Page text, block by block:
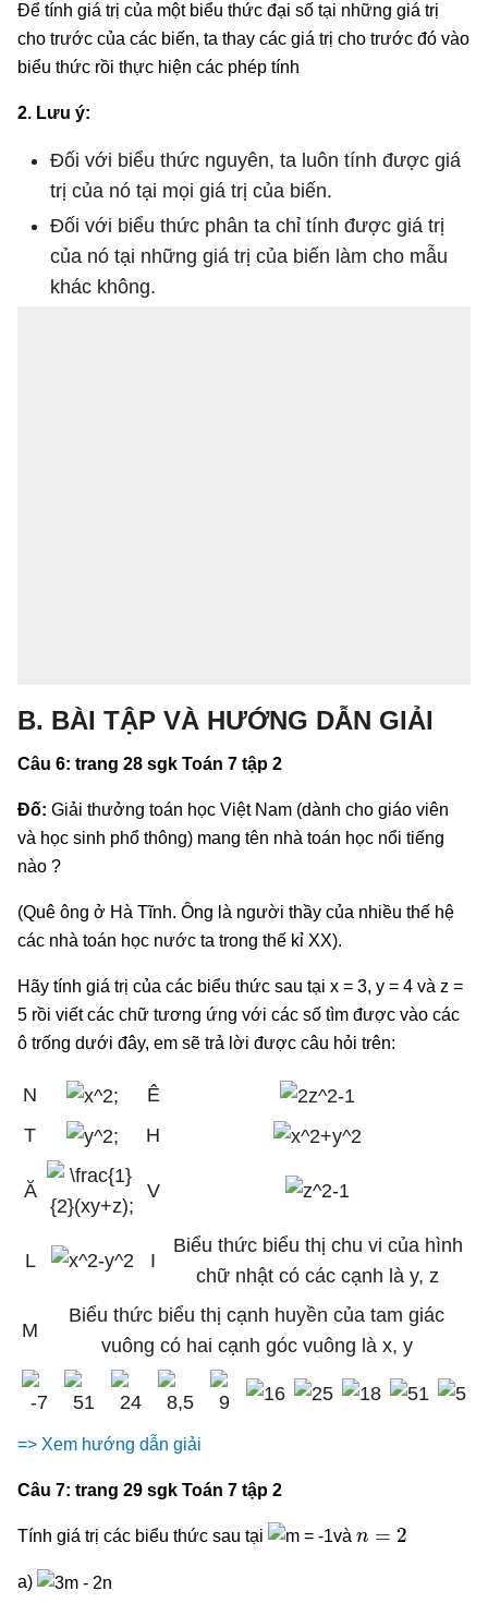
Để tính giá trị của một biểu thức đại số tại những giá trị
cho trước của các biến, ta thay các giá trị cho trước đó vào
biểu thức rồi thực hiện các phép tính
2. Lưu ý:
Đối với biểu thức nguyên, ta luôn tính được giá
trị của nó tại mọi giá trị của biến.
Đối với biểu thức phân ta chỉ tính được giá trị
của nó tại những giá trị của biến làm cho mẫu
khác không.
B. BÀI TẬP VÀ HƯỚNG DẪN GIẢI
Câu 6: trang 28 sgk Toán 7 tập 2
Đố: Giải thưởng toán học Việt Nam (dành cho giáo viên
và học sinh phổ thông) mang tên nhà toán học nổi tiếng
nào ?
(Quê ông ở Hà Tĩnh. Ông là người thầy của nhiều thế hệ
các nhà toán học nước ta trong thế kỉ XX).
Hãy tính giá trị của các biểu thức sau tại x = 3, y = 4 và z =
5 rồi viết các chữ tương ứng với các số tìm được vào các
ô trống dưới đây, em sẽ trả lời được câu hỏi trên:
N
Ê
T
H
Ă V
L I
Biểu thức biểu thị chu vi của hình
chữ nhật có các cạnh là y, z
M
Biểu thức biểu thị cạnh huyền của tam giác
vuông có hai cạnh góc vuông là x, y
=> Xem hướng dẫn giải
Câu 7: trang 29 sgk Toán 7 tập 2
Tính giá trị các biểu thức sau tại và
a)